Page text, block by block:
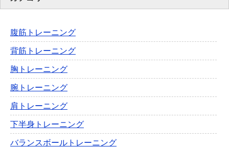
腹筋トレーニング
背筋トレーニング
胸トレーニング
腕トレーニング
肩トレーニング
下半身トレーニング
バランスボールトレーニング